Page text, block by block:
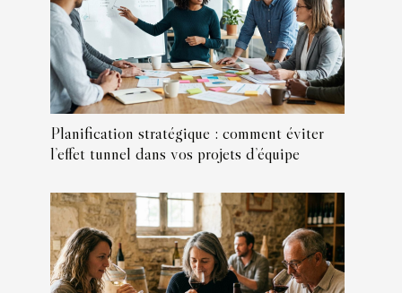
Planification stratégique : comment éviter
l’effet tunnel dans vos projets d’équipe